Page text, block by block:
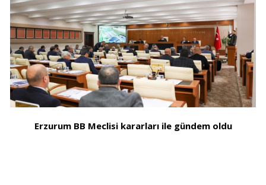
Erzurum BB Meclisi kararları ile gündem oldu